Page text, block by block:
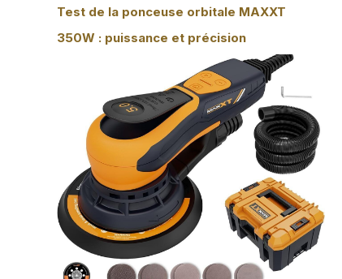
Test de la ponceuse orbitale MAXXT
350W : puissance et précision